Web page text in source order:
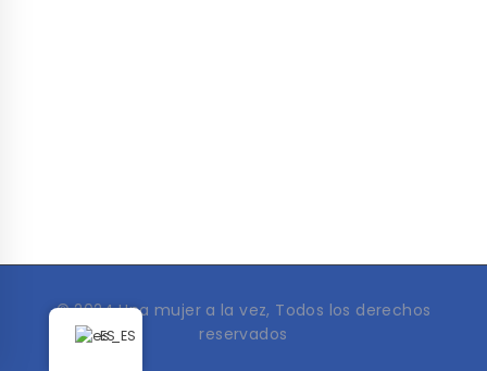
© 2024 Una mujer a la vez, Todos los derechos
reservados
ES